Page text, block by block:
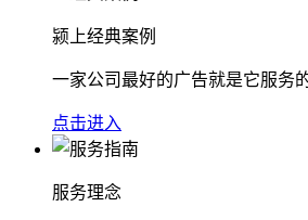
颍上经典案例
一家公司最好的广告就是它服务
点击进入
服务理念